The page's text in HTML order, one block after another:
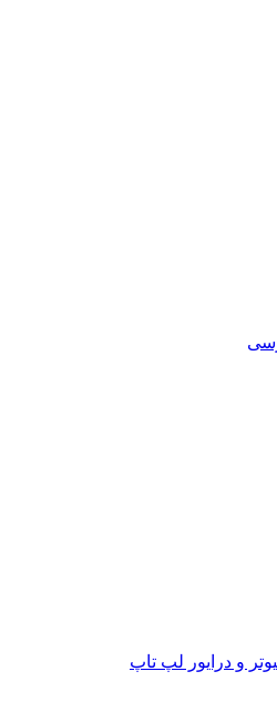
و درایور لپ تاپ